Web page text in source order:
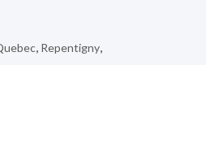
, Repentigny,